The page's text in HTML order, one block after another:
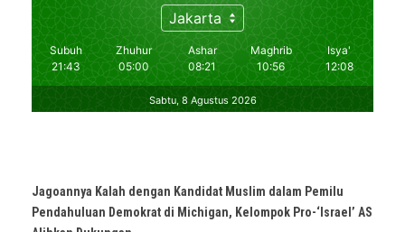
Jagoannya Kalah dengan Kandidat Muslim dalam Pemilu
Pendahuluan Demokrat di Michigan, Kelompok Pro-‘Israel’ AS